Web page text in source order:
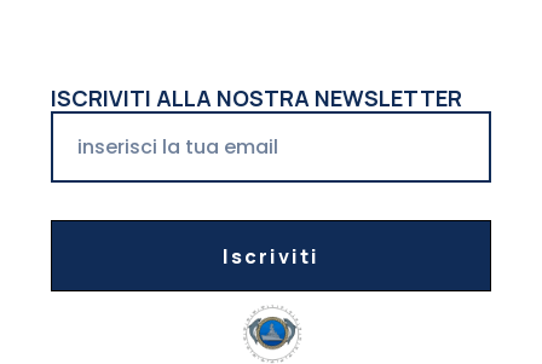
ISCRIVITI ALLA NOSTRA NEWSLETTER
Iscriviti